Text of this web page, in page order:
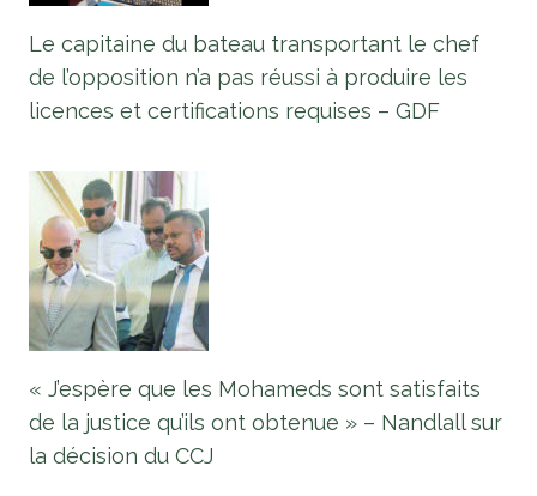
Le capitaine du bateau transportant le chef
de l’opposition n’a pas réussi à produire les
licences et certifications requises – GDF
« J’espère que les Mohameds sont satisfaits
de la justice qu’ils ont obtenue » – Nandlall sur
la décision du CCJ